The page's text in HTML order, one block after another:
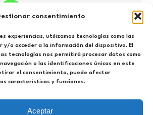
consentimiento
experiencias, utilizamos tecnologías como las
y/o acceder a la información del dispositivo. El
tecnologías nos permitirá procesar datos como
o las identificaciones únicas en este
el consentimiento, puede afectar
características y funciones.
Aceptar
categorías